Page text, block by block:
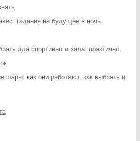
гадания на будущее в ночь
для спортивного зала: практично,
шары: как они работают, как выбрать и